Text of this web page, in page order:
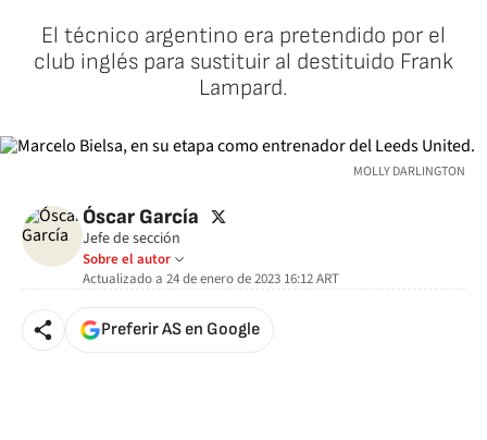
El técnico argentino era pretendido por el
club inglés para sustituir al destituido Frank
Lampard.
MOLLY DARLINGTON
Óscar García twitter
Jefe de sección
Sobre el autor
Actualizado a 24 de enero de 2023 16:12ART
Preferir AS en Google